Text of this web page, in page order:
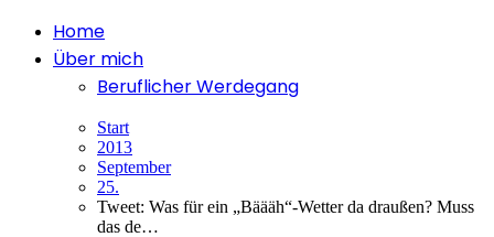
Home
Über mich
Beruflicher Werdegang
Start
2013
September
25.
Tweet: Was für ein „Bäääh“-Wetter da draußen? Muss
das de…